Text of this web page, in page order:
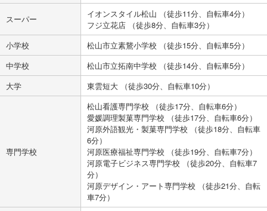
スーパー
イオンスタイル松山 （徒歩11分、自転車4分）
フジ立花店 （徒歩8分、自転車3分）
小学校
松山市立素鵞小学校 （徒歩15分、自転車5分）
中学校
松山市立拓南中学校 （徒歩14分、自転車5分）
大学
東雲短大 （徒歩30分、自転車10分）
専門学校
松山看護専門学校 （徒歩17分、自転車6分）
愛媛調理製菓専門学校 （徒歩17分、自転車6分）
河原外語観光・製菓専門学校 （徒歩18分、自転車
6分）
河原医療福祉専門学校 （徒歩19分、自転車7分）
河原電子ビジネス専門学校 （徒歩20分、自転車7
分）
河原デザイン・アート専門学校 （徒歩21分、自転
車7分）